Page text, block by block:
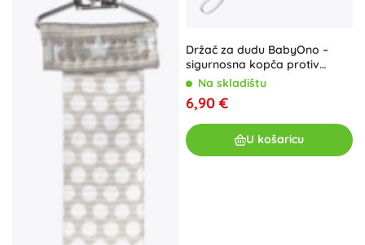
Držač za dudu BabyOno –
sigurnosna kopča protiv
gubitka
Na skladištu
6,90 €
U košaricu